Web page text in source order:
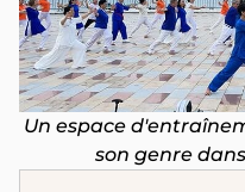
Un espace
son genre dans